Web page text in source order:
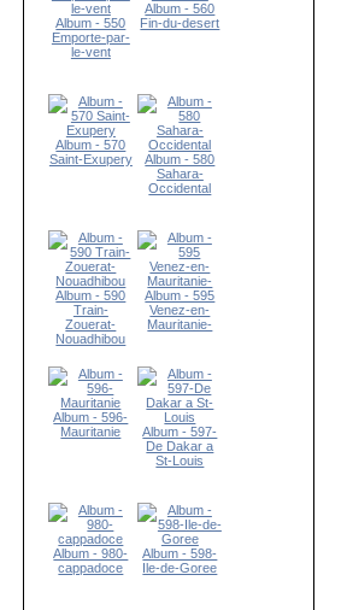
Album - 550
Emporte-par-
le-vent
Album - 560
Fin-du-desert
Album - 570
Saint-Exupery
Album - 580
Sahara-
Occidental
Album - 590
Train-
Zouerat-
Nouadhibou
Album - 595
Venez-en-
Mauritanie-
Album - 596-
Mauritanie
Album - 597-
De Dakar a
St-Louis
Album - 980-
cappadoce
Album - 598-
Ile-de-Goree